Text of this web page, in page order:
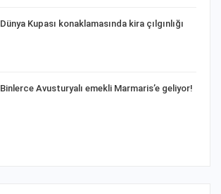
Dünya Kupası konaklamasında kira çılgınlığı
Binlerce Avusturyalı emekli Marmaris’e geliyor!